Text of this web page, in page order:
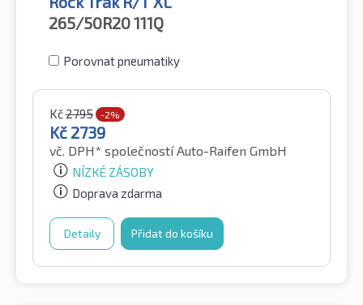
265/50R20111Q
Porovnat pneumatiky
Kč2795 -2%
Kč 2739
vč. DPH* společností Auto-Raifen GmbH
NÍZKÉ ZÁSOBY
Doprava zdarma
Detaily Přidat do košíku